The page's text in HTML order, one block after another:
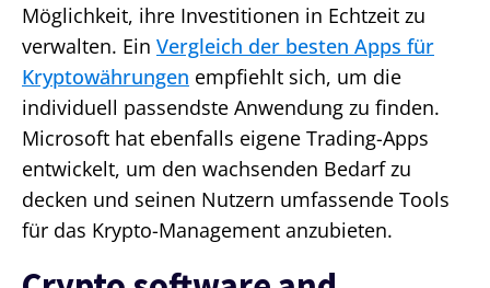
Möglichkeit, ihre Investitionen in Echtzeit zu
verwalten. Ein Vergleich der besten Apps für
Kryptowährungen empfiehlt sich, um die
individuell passendste Anwendung zu finden.
Microsoft hat ebenfalls eigene Trading-Apps
entwickelt, um den wachsenden Bedarf zu
decken und seinen Nutzern umfassende Tools
für das Krypto-Management anzubieten.